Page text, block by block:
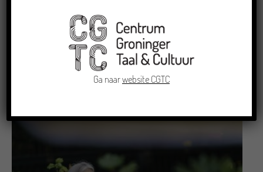
Grensoverschrijdende uitwisseling in Oldenburg
rond het Gronings en Platduits
Ga naarwebsite CGTC